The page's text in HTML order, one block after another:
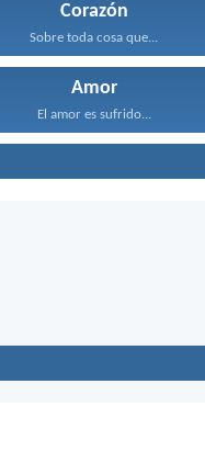
Corazón
Sobre toda cosa que...
Amor
El amor es sufrido...